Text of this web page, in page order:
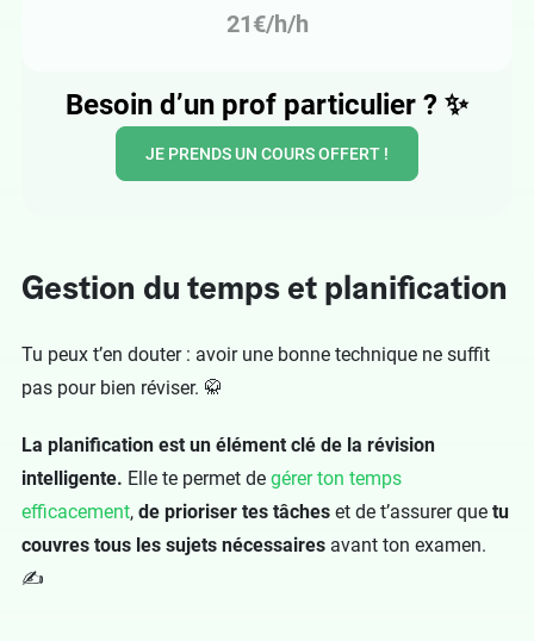
21€/h/h
Besoin d’un prof particulier ? ✨
JE PRENDS UN COURS OFFERT !
Gestion du temps et planification
Tu peux t’en douter : avoir une bonne technique ne suffit
pas pour bien réviser. 🥋
La planification est un élément clé de la révision
intelligente. Elle te permet de gérer ton temps
efficacement, de prioriser tes tâches et de t’assurer que tu
couvres tous les sujets nécessaires avant ton examen.
✍️